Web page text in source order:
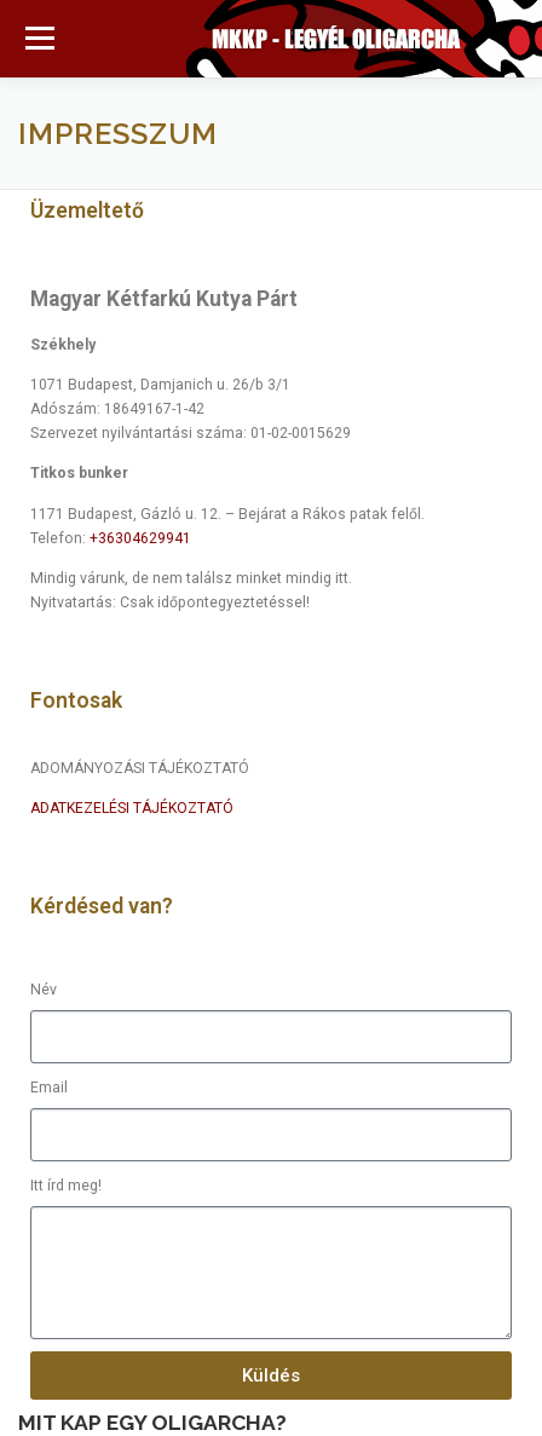
Menü
IMPRESSZUM
Üzemeltető
Magyar Kétfarkú Kutya Párt
Székhely
1071 Budapest, Damjanich u. 26/b 3/1
Adószám: 18649167-1-42
Szervezet nyilvántartási száma: 01-02-0015629
Titkos bunker
1171 Budapest, Gázló u. 12. – Bejárat a Rákos patak felől.
Telefon: +36304629941
Mindig várunk, de nem találsz minket mindig itt.
Nyitvatartás: Csak időpontegyeztetéssel!
Fontosak
ADOMÁNYOZÁSI TÁJÉKOZTATÓ
ADATKEZELÉSI TÁJÉKOZTATÓ
Kérdésed van?
Név
Email
Itt írd meg!
Küldés
MIT KAP EGY OLIGARCHA?